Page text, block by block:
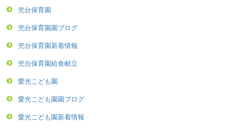
兜台保育園
兜台保育園園ブログ
兜台保育園新着情報
兜台保育園給食献立
愛光こども園
愛光こども園園ブログ
愛光こども園新着情報